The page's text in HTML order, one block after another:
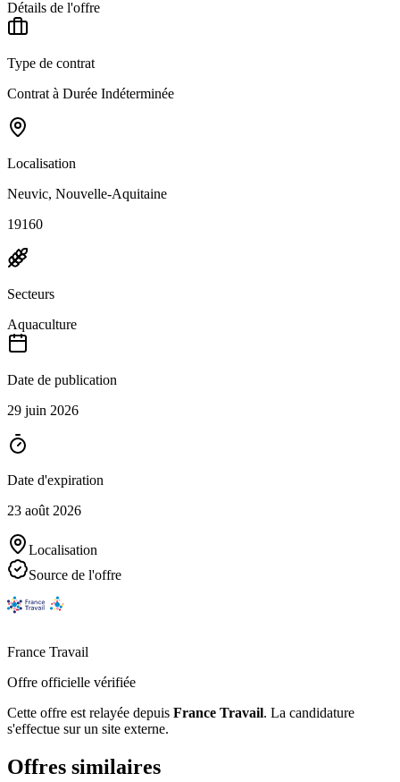
Détails de l'offre
Type de contrat
Contrat à Durée Indéterminée
Localisation
Neuvic, Nouvelle-Aquitaine
19160
Secteurs
Aquaculture
Date de publication
29 juin 2026
Date d'expiration
23 août 2026
Localisation
Source de l'offre
France Travail
Offre officielle vérifiée
Cette offre est relayée depuis France Travail. La candidature
s'effectue sur un site externe.
Offres similaires